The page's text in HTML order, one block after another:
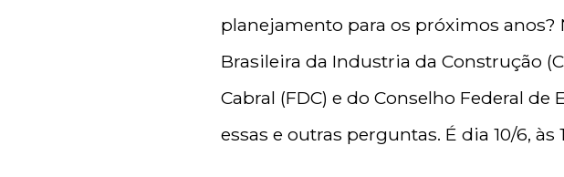
planejamento para os próximos anos?
Brasileira da Industria da Construção
Cabral (FDC) e do Conselho Federal
essas e outras perguntas. É dia 10/6, às